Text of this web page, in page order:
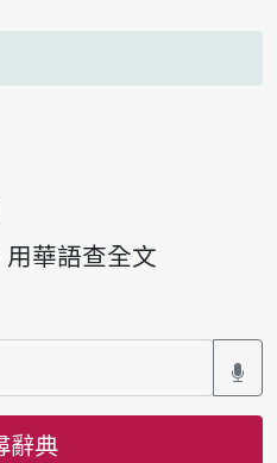
用華語查全文
辭典